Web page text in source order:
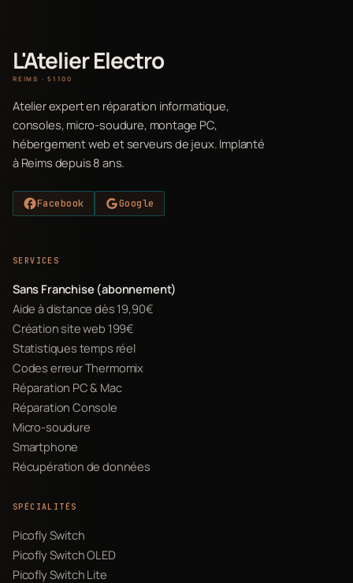
L'Atelier Electro
REIMS · 51100
Atelier expert en réparation informatique,
consoles, micro-soudure, montage PC,
hébergement web et serveurs de jeux. Implanté
à Reims depuis 8 ans.
Facebook Google
SERVICES
Sans Franchise (abonnement)
Aide à distance dès 19,90€
Création site web 199€
Statistiques temps réel
Codes erreur Thermomix
Réparation PC & Mac
Réparation Console
Micro-soudure
Smartphone
Récupération de données
SPÉCIALITÉS
Picofly Switch
Picofly Switch OLED
Picofly Switch Lite